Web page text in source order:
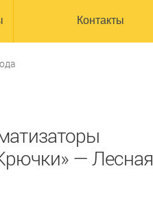
Контакты
— Лесная